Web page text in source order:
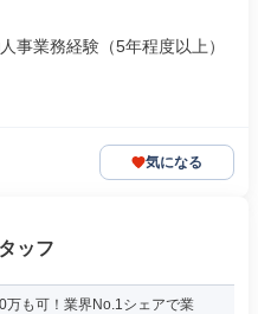
事業務経験（5年程度以上）
気になる
ッフ
万も可！業界No.1シェアで業